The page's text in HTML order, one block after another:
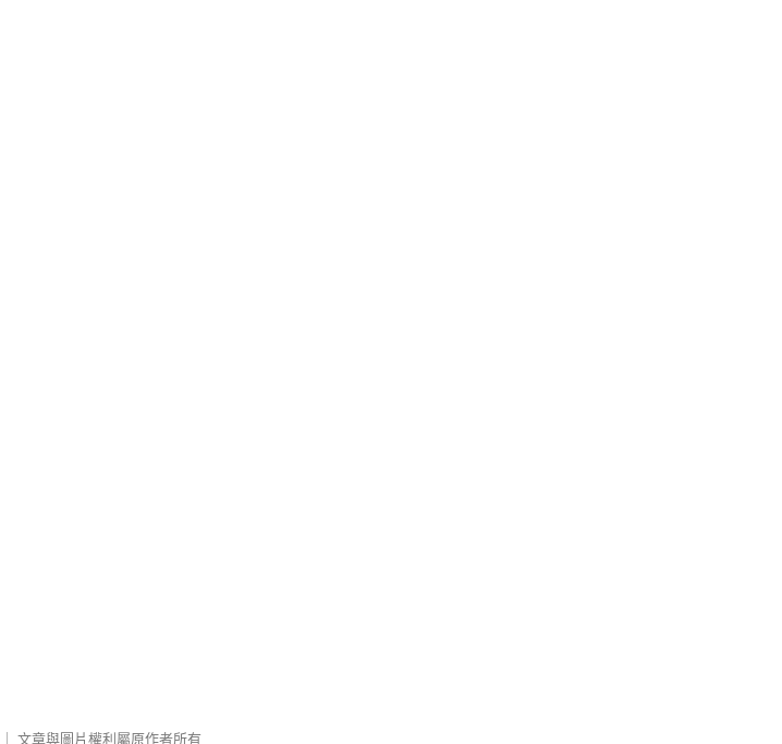
文章與圖片權利屬原作者所有